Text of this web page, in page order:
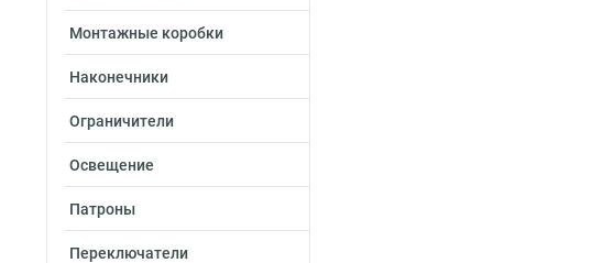
Монтажные коробки
Наконечники
Ограничители
Освещение
Патроны
Переключатели